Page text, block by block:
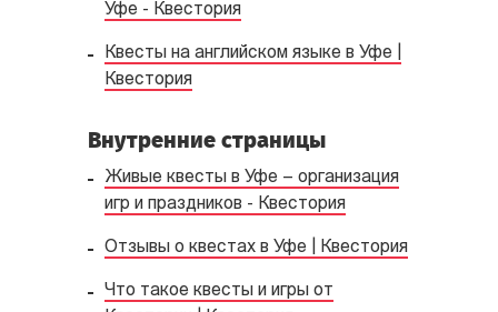
Уфе - Квестория
Квесты на английском языке в Уфе |
Квестория
Внутренние страницы
Живые квесты в Уфе – организация
игр и праздников - Квестория
Отзывы о квестах в Уфе | Квестория
Что такое квесты и игры от